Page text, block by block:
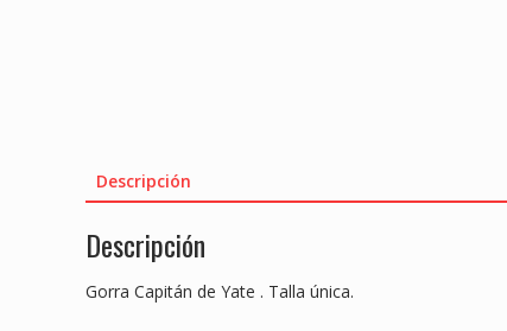
Descripción
Descripción
Gorra Capitán de Yate . Talla única.